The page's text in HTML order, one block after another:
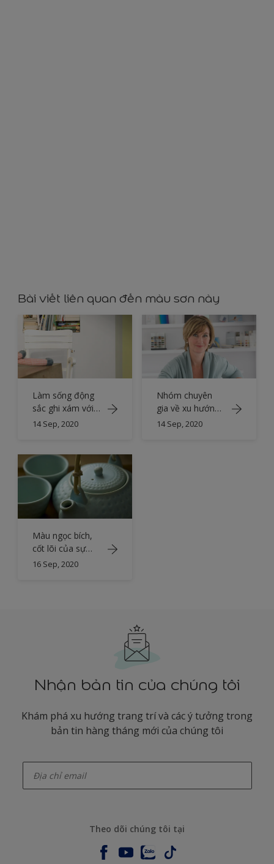
Bài viết liên quan đến màu sơn này
Làm sống động
sắc ghi xám với
màu xanh lá
14 Sep, 2020
Nhóm chuyên
gia về xu hướng
màu sắc
14 Sep, 2020
Màu ngọc bích,
cốt lõi của sự
thanh bình
16 Sep, 2020
Nhận bản tin của chúng tôi
Khám phá xu hướng trang trí và các ý tưởng trong
bản tin hàng tháng mới của chúng tôi
Theo dõi chúng tôi tại